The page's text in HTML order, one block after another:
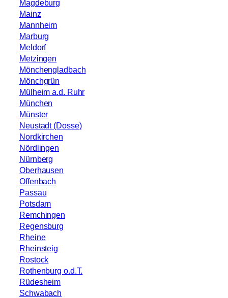
Magdeburg
Mainz
Mannheim
Marburg
Meldorf
Metzingen
Mönchengladbach
Mönchgrün
Mülheim a.d. Ruhr
München
Münster
Neustadt (Dosse)
Nordkirchen
Nördlingen
Nürnberg
Oberhausen
Offenbach
Passau
Potsdam
Remchingen
Regensburg
Rheine
Rheinsteig
Rostock
Rothenburg o.d.T.
Rüdesheim
Schwabach